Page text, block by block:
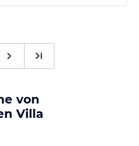
von
Villa